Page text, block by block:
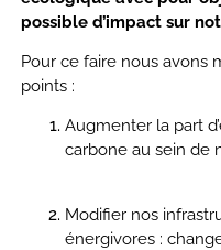
possible d’impact sur
Pour ce faire nous avons
points :
Augmenter la part
carbone au sein de
Modifier nos
énergivores :